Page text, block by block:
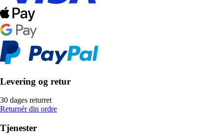
Levering og retur
30 dages returret
Returnér din ordre
Tjenester